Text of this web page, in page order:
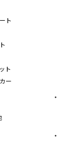
ト
ト
ー